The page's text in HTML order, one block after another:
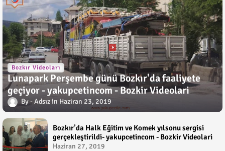
Bozkır Videoları
Lunapark Perşembe günü Bozkır'da faaliyete
geçiyor - yakupcetincom - Bozkir Videolari
Adsız Haziran 23, 2019
Bozkır’da Halk Eğitim ve Komek yılsonu sergisi
gerçekleştirildi- yakupcetincom - Bozkir Videolari
Haziran 27, 2019